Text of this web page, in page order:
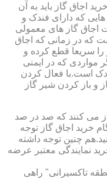
اجاق گاز باید به آن
که دارای فندک و
اجاق گاز های معمولی
که در زمانی که اجاق
سریعا قطع کرده و
مواردی که در ایمنی
است.با فعال کردن
و باز کردن شیر گاز
می کنند که صد در صد
خرید اجاق گاز توجه
چنین توجه داشته
نمایندگی معتبر عرضه
تاکسیرانی" راهی